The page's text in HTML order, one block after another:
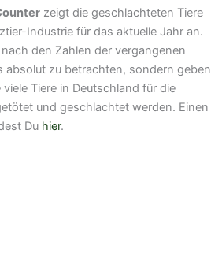
zeigt die geschlachteten Tiere
Industrie für das aktuelle Jahr an.
den Zahlen der vergangenen
absolut zu betrachten, sondern geben
Tiere in Deutschland für die
und geschlachtet werden. Einen
Du hier.